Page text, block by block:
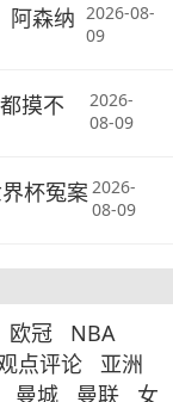
阿森纳 2026-08-
09
摸不
2026-
08-09
杯冤案 2026-
08-09
欧冠
NBA
点评论
亚洲
曼城 曼联 女